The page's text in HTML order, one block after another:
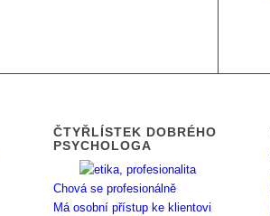
ČTYŘLÍSTEK DOBRÉHO
PSYCHOLOGA
Chová se profesionálně
Má osobní přístup ke klientovi